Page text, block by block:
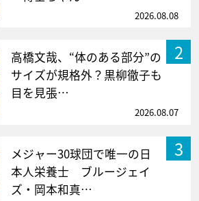
2026.08.08
2
高橋文哉、“体のある部分”の
サイズが規格外？黒柳徹子も
目を見張…
2026.08.07
3
メジャー30球団で唯一の日
本人栄養士 ブルージェイ
ズ・岡本和真…